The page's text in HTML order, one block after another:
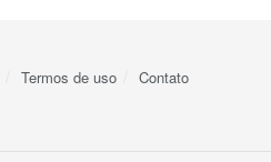
Termos de uso Contato